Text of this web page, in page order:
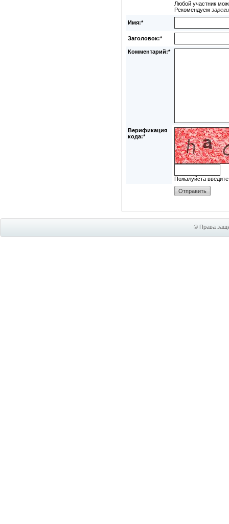
Любой участник
Рекомендуем
Имя:*
Заголовок:*
Комментарий:*
Верификация
кода:*
Пожалуйста
© Права